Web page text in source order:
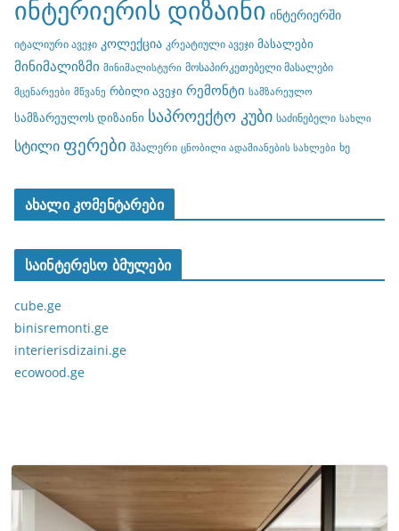
ინტერიერის დიზაინი ინტერიერში
იტალიური ავეჯი კოლექცია კრეატიული ავეჯი მასალები
მინიმალიზმი მინიმალისტური მოსაპირკეთებელი მასალები
მცენარეები მწვანე რბილი ავეჯი რემონტი სამზარეულო
სამზარეულოს დიზაინი საპროექტო კუბი საძინებელი სახლი
სტილი ფერები შპალერი ცნობილი ადამიანების სახლები ხე
ახალი კომენტარები
საინტერესო ბმულები
cube.ge
binisremonti.ge
interierisdizaini.ge
ecowood.ge